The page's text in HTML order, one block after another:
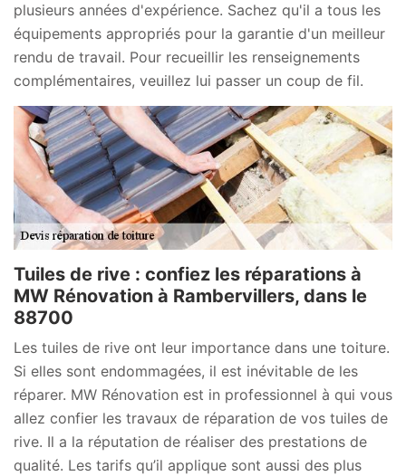
plusieurs années d'expérience. Sachez qu'il a tous les
équipements appropriés pour la garantie d'un meilleur
rendu de travail. Pour recueillir les renseignements
complémentaires, veuillez lui passer un coup de fil.
Tuiles de rive : confiez les réparations à
MW Rénovation à Rambervillers, dans le
88700
Les tuiles de rive ont leur importance dans une toiture.
Si elles sont endommagées, il est inévitable de les
réparer. MW Rénovation est in professionnel à qui vous
allez confier les travaux de réparation de vos tuiles de
rive. Il a la réputation de réaliser des prestations de
qualité. Les tarifs qu’il applique sont aussi des plus